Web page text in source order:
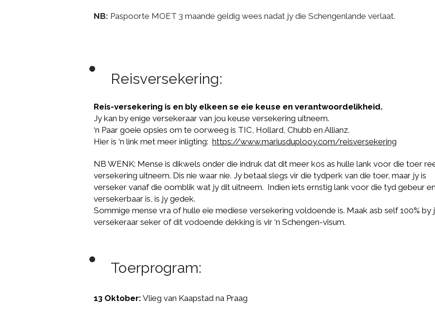
NB: Paspoorte MOET 3 maande geldig wees nadat jy die Schengenlande verlaat.
Reisversekering:
Reis-versekering is en bly elkeen se eie keuse en verantwoordelikheid.
Jy kan by enige versekeraar van jou keuse versekering uitneem.
‘n Paar goeie opsies om te oorweeg is TIC, Hollard, Chubb en Allianz.
Hier is ‘n link met meer inligting: https://www.mariusduplooy.com/reisversekering
NB WENK: Mense is dikwels onder die indruk dat dit meer kos as hulle lank voor die toer
versekering uitneem. Dis nie waar nie. Jy betaal slegs vir die tydperk van die toer, maar jy is
verseker vanaf die oomblik wat jy dit uitneem. Indien iets ernstig lank voor die tyd gebeur
versekerbaar is, is jy gedek.
Sommige mense vra of hulle eie mediese versekering voldoende is. Maak asb self 100% by
versekeraar seker of dit vodoende dekking is vir ‘n Schengen-visum.
Toerprogram:
13 Oktober: Vlieg van Kaapstad na Praag